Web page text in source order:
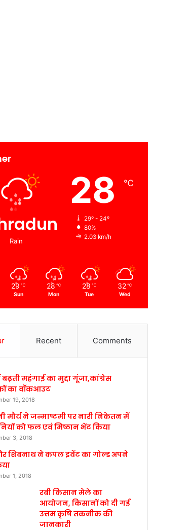
Rain
28 ℃
29º - 24º
80%
2.03 km/h
29 ℃
Sun
28 ℃
Mon
28 ℃
Tue
32 ℃
Wed
Recent Comments
महंगाई का मुद्दा गूंजा,कांग्रेस
का वॉकआउट
19, 2018
मौर्य ने जन्माष्टमी पर नारी निकेतन में
को फल एवं मिष्ठान भेंट किया
3, 2018
शिबनाथ ने कपल इवेंट का गोल्ड अपने
1, 2018
रबी किसान मेले का
आयोजन, किसानों को दी गई
उत्तम कृषि तकनीक की
जानकारी